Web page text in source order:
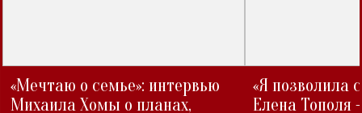
«Мечтаю о семье»: интервью
Михаила Хомы о планах,
«Я позволила
Елена Тополя